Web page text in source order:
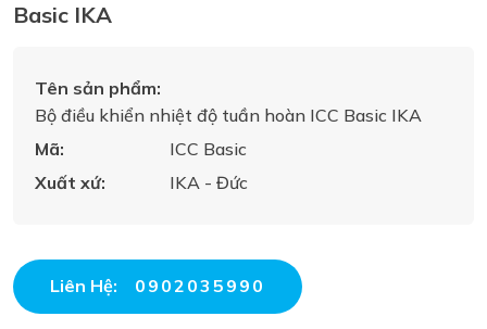
Basic IKA
Tên sản phẩm:
Bộ điều khiển nhiệt độ tuần hoàn ICC Basic IKA
Mã:
ICC Basic
Xuất xứ:
IKA - Đức
Liên Hệ: 0902035990